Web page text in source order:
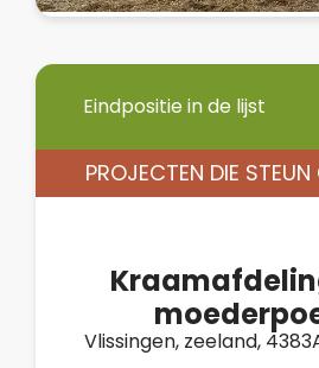
Eindpositie in de lijst
PROJECTEN DIE
Vlissingen, zeeland,